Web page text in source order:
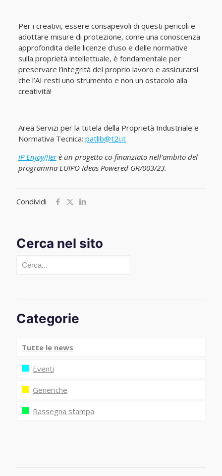
Per i creativi, essere consapevoli di questi pericoli e
adottare misure di protezione, come una conoscenza
approfondita delle licenze d’uso e delle normative
sulla proprietà intellettuale, è fondamentale per
preservare l’integrità del proprio lavoro e assicurarsi
che l’AI resti uno strumento e non un ostacolo alla
creatività!
Area Servizi per la tutela della Proprietà Industriale e
Normativa Tecnica: patlib@t2i.it
IP Enjoy(!)erè un progetto co-finanziato nell’ambito del
programma EUIPO Ideas Powered GR/003/23.
Condividi
Cerca nel sito
Cerca
Categorie
Tutte le news
Eventi
Generiche
Rassegna stampa